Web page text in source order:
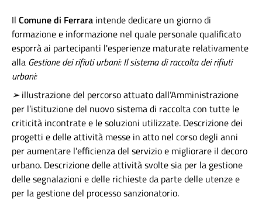
Il Comune di Ferrara intende dedicare un giorno di
formazione e informazione nel quale personale qualificato
esporrà ai partecipanti l'esperienze maturate relativamente
alla Gestione dei rifiuti urbani: Il sistema di raccolta dei rifiuti
urbani:
➢illustrazione del percorso attuato dall’Amministrazione
per l’istituzione del nuovo sistema di raccolta con tutte le
criticità incontrate e le soluzioni utilizzate. Descrizione dei
progetti e delle attività messe in atto nel corso degli anni
per aumentare l’efficienza del servizio e migliorare il decoro
urbano. Descrizione delle attività svolte sia per la gestione
delle segnalazioni e delle richieste da parte delle utenze e
per la gestione del processo sanzionatorio.